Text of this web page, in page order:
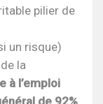
pilier de
un risque)
la
à l’emploi
de 92%